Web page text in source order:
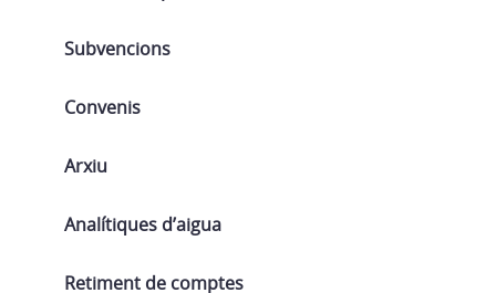
Subvencions
Convenis
Arxiu
Analítiques d’aigua
Retiment de comptes